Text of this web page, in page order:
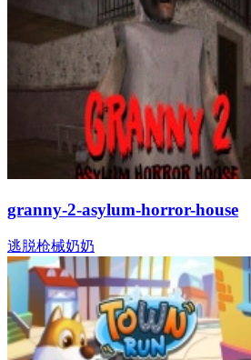
granny-2-asylum-horror-house
逃脱枪械奶奶